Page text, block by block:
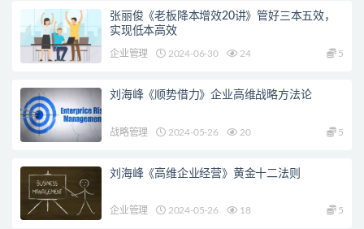
张丽俊《老板降本增效20讲》管好三本五效，
实现低本高效
企业管理 2024-06-30 24 5
刘海峰《顺势借力》企业高维战略方法论
战略管理 2024-05-26 20 5
刘海峰《高维企业经营》黄金十二法则
企业管理 2024-05-26 18 5